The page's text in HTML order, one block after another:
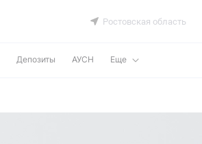
Ростовская область
Депозиты АУСН Еще